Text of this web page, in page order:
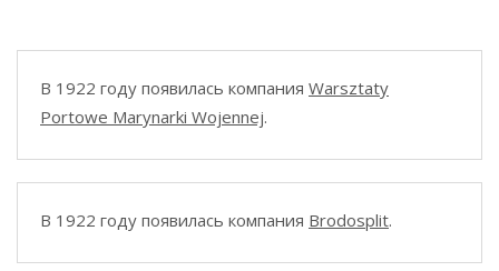
В 1922 году появилась компания Warsztaty
Portowe Marynarki Wojennej.
В 1922 году появилась компания Brodosplit.